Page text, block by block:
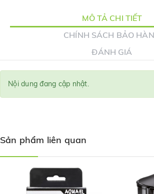
MÔ TẢ CHI TIẾT
CHÍNH SÁCH BẢO
ĐÁNH GIÁ
Nội dung đang cập nhật.
Sản phẩm liên quan